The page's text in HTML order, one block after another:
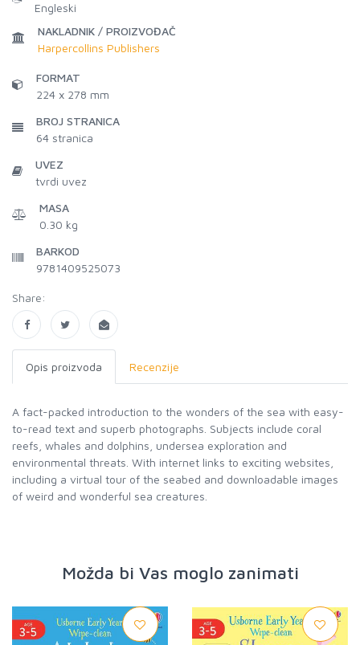
Engleski
NAKLADNIK / PROIZVOĐAČ
Harpercollins Publishers
FORMAT
224 x 278 mm
BROJ STRANICA
64 stranica
UVEZ
tvrdi uvez
MASA
0.30 kg
BARKOD
9781409525073
Share:
Opis proizvoda Recenzije
A fact-packed introduction to the wonders of the sea with easy-
to-read text and superb photographs. Subjects include coral
reefs, whales and dolphins, undersea exploration and
environmental threats. With internet links to exciting websites,
including a virtual tour of the seabed and downloadable images
of weird and wonderful sea creatures.
Možda bi Vas moglo zanimati